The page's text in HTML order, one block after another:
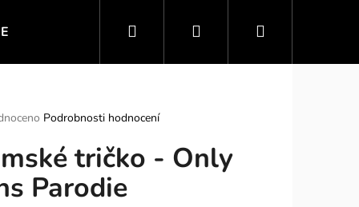
VTIPNÉ MOTIVY SPORT A ZÁBAVA
Hledat PřihlášeníNákupní
Podrobnosti hodnocení
tričko - Only
Parodie